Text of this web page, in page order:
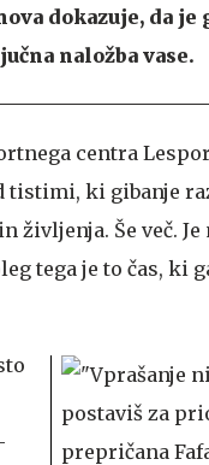
dokazuje, da
naložba vase.
centra
ki gibanje
Še več.
tega je to čas, ki